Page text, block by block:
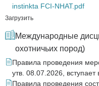
instinkta FCI-NHAT.pdf
Загрузить
Международные
охотничьих пород)
Правила проведения
утв. 08.07.2026,
Правила проведения